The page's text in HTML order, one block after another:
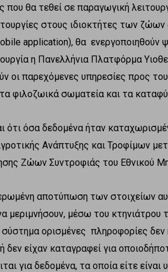
που θα τεθεί σε παραγωγική
στους ιδιοκτήτες των
application), θα ενεργοποιηθούν
η Πανελλήνια Πλατφόρμα
οι παρεχόμενες υπηρεσίες προς
φιλοζωικά σωματεία και τα
ότι όσα δεδομένα ήταν
Ανάπτυξης και Τροφίμων
Ζώων Συντροφιάς του Εθνικού
αποτύπωση των στοιχείων
μεριμνήσουν, μέσω του κτηνιάτρου
ορισμένες πληροφορίες
δεν είχαν καταγραφεί για
για δεδομένα, τα οποία είτε